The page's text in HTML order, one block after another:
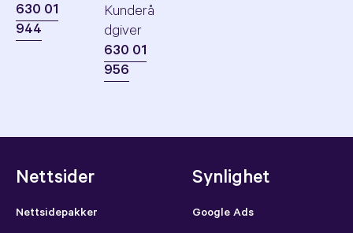
630 01
944
Kunderå
dgiver
630 01
956
Nettsider
Nettsidepakker
Synlighet
Google Ads